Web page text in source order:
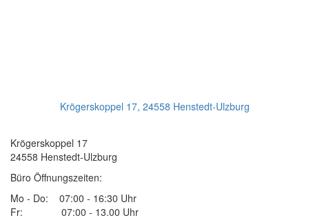
Krögerskoppel 17, 24558 Henstedt-Ulzburg
Krögerskoppel 17
24558 Henstedt-Ulzburg
Büro Öffnungszeiten:
Mo - Do: 07:00 - 16:30 Uhr
Fr: 07:00 - 13.00 Uhr